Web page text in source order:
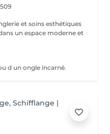
et soins esthétiques
d un ongle incarné.